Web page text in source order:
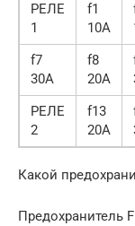
РЕЛЕ
1
f1
10А
f7
30А
f8
20А
РЕЛЕ
2
f13
20А
Какой
Предохранитель